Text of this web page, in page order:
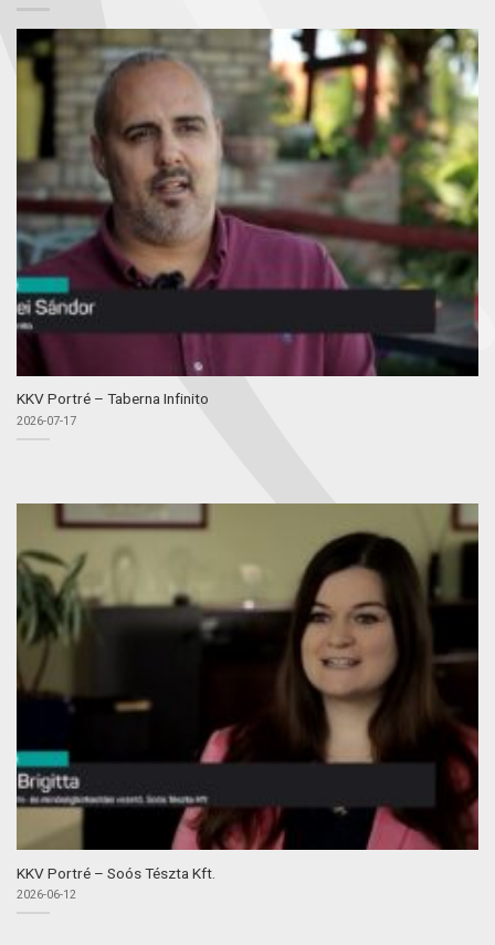
KKV Portré – Taberna Infinito
2026-07-17
KKV Portré – Soós Tészta Kft.
2026-06-12